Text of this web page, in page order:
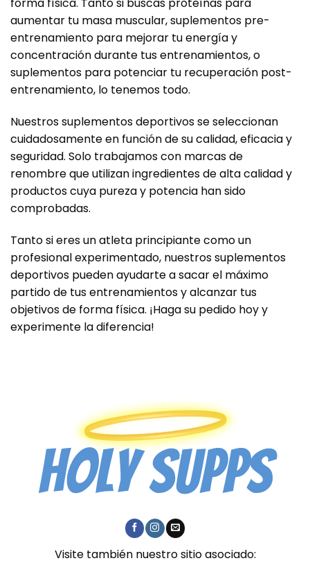
aumentar tu masa muscular, suplementos pre-
entrenamiento para mejorar tu energía y
concentración durante tus entrenamientos, o
suplementos para potenciar tu recuperación post-
entrenamiento, lo tenemos todo.
Nuestros suplementos deportivos se seleccionan
cuidadosamente en función de su calidad, eficacia y
seguridad. Solo trabajamos con marcas de
renombre que utilizan ingredientes de alta calidad y
productos cuya pureza y potencia han sido
comprobadas.
Tanto si eres un atleta principiante como un
profesional experimentado, nuestros suplementos
deportivos pueden ayudarte a sacar el máximo
partido de tus entrenamientos y alcanzar tus
objetivos de forma física. ¡Haga su pedido hoy y
experimente la diferencia!
Visite también nuestro sitio asociado: